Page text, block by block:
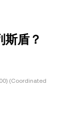
斯盾？
(Coordinated